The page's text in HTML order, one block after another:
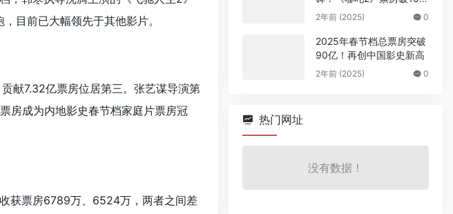
目前已大幅领先于其他影片。
献7.32亿票房位居第三。张艺谋导演第
房成为内地影史春节档家庭片票房冠
获票房6789万、6524万，两者之间差
亿
2年前 (2025) 0
2025年春节档总票房突破
90亿！再创中国影史新高
2年前 (2025) 0
热门网址
没有数据！